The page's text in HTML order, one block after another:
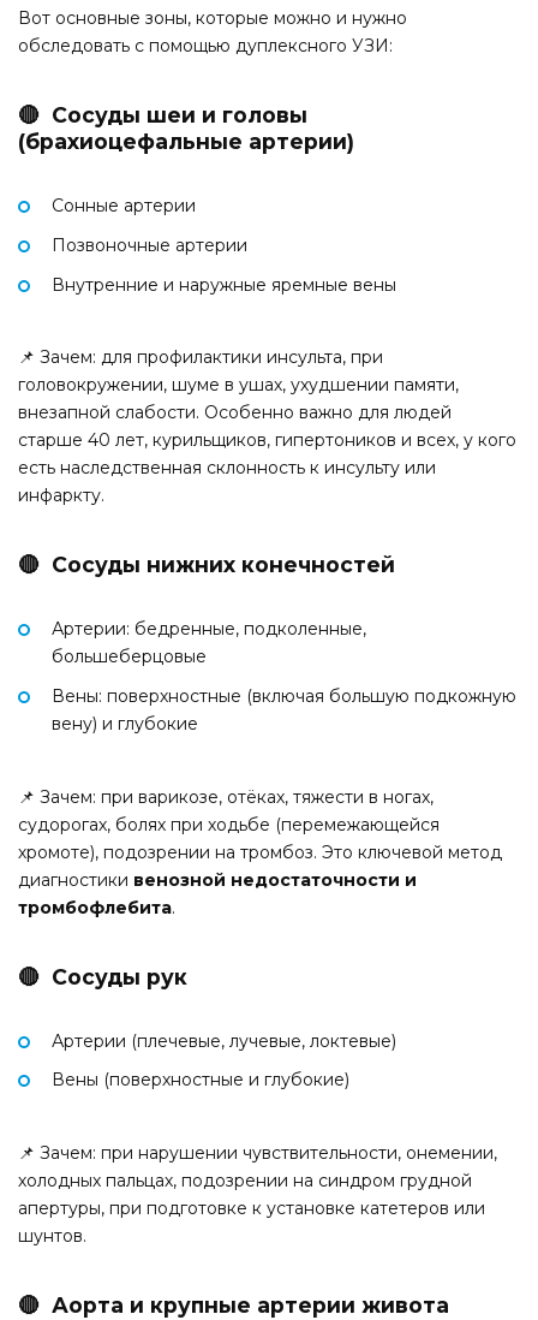
Вот основные зоны, которые можно и нужно
обследовать с помощью дуплексного УЗИ:
🔴 Сосуды шеи и головы
(брахиоцефальные артерии)
Сонные артерии
Позвоночные артерии
Внутренние и наружные яремные вены
📌 Зачем: для профилактики инсульта, при
головокружении, шуме в ушах, ухудшении памяти,
внезапной слабости. Особенно важно для людей
старше 40 лет, курильщиков, гипертоников и всех, у кого
есть наследственная склонность к инсульту или
инфаркту.
🔴 Сосуды нижних конечностей
Артерии: бедренные, подколенные,
большеберцовые
Вены: поверхностные (включая большую подкожную
вену) и глубокие
📌 Зачем: при варикозе, отёках, тяжести в ногах,
судорогах, болях при ходьбе (перемежающейся
хромоте), подозрении на тромбоз. Это ключевой метод
диагностики венозной недостаточности и
тромбофлебита.
🔴 Сосуды рук
Артерии (плечевые, лучевые, локтевые)
Вены (поверхностные и глубокие)
📌 Зачем: при нарушении чувствительности, онемении,
холодных пальцах, подозрении на синдром грудной
апертуры, при подготовке к установке катетеров или
шунтов.
🔴 Аорта и крупные артерии живота